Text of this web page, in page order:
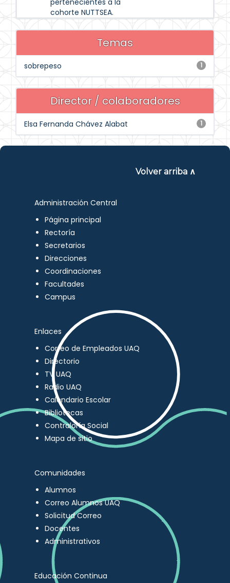
pertenecientes a la
cohorte NUTTSEA.
Temas
1
sobrepeso
Director / colaboradores
1
Elsa Fernanda Chávez Alabat
Volver arriba ∧
Administración Central
Página principal
Rectoría
Secretarios
Direcciones
Coordinaciones
Facultades
Campus
Enlaces
Correo de Empleados UAQ
Directorio
TV UAQ
Radio UAQ
Calendario Escolar
Bibliotecas
Contraloría Social
Mapa de sitio
Comunidades
Alumnos
Correo Alumnos UAQ
Solicitud Correo
Docentes
Administrativos
Educación Continua